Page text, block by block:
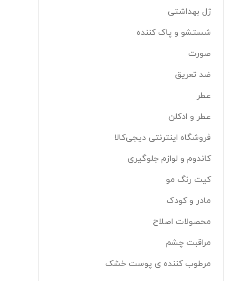
ژل بهداشتی
شستشو و پاک کننده
صورت
ضد تعریق
عطر
عطر و ادکلن
فروشگاه اینترنتی دیجی‌کالا
کاندوم و لوازم جلوگیری
کیت رنگ مو
مادر و کودک
محصولات اصلاح
مراقبت چشم
مرطوب کننده ی پوست خشک